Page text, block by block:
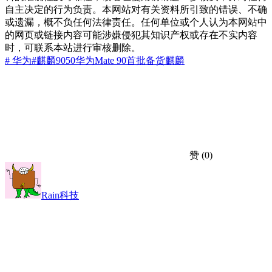
自主决定的行为负责。本网站对有关资料所引致的错误、不确
或遗漏，概不负任何法律责任。任何单位或个人认为本网站中
的网页或链接内容可能涉嫌侵犯其知识产权或存在不实内容
时，可联系本站进行审核删除。
# 华为#麒麟9050华为Mate 90首批备货麒麟
赞 (0)
Rain科技